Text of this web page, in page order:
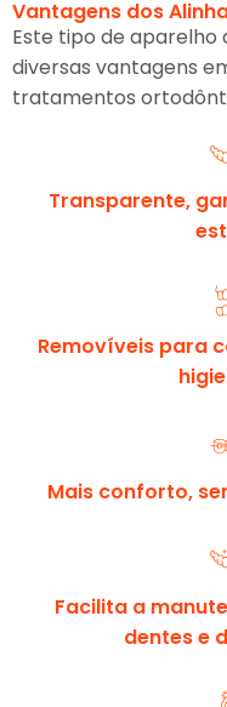
Vantagens dos
Este tipo de
diversas vantagens
tratamentos
Transparente,
Removíveis para
Mais conforto,
Facilita a
dentes e